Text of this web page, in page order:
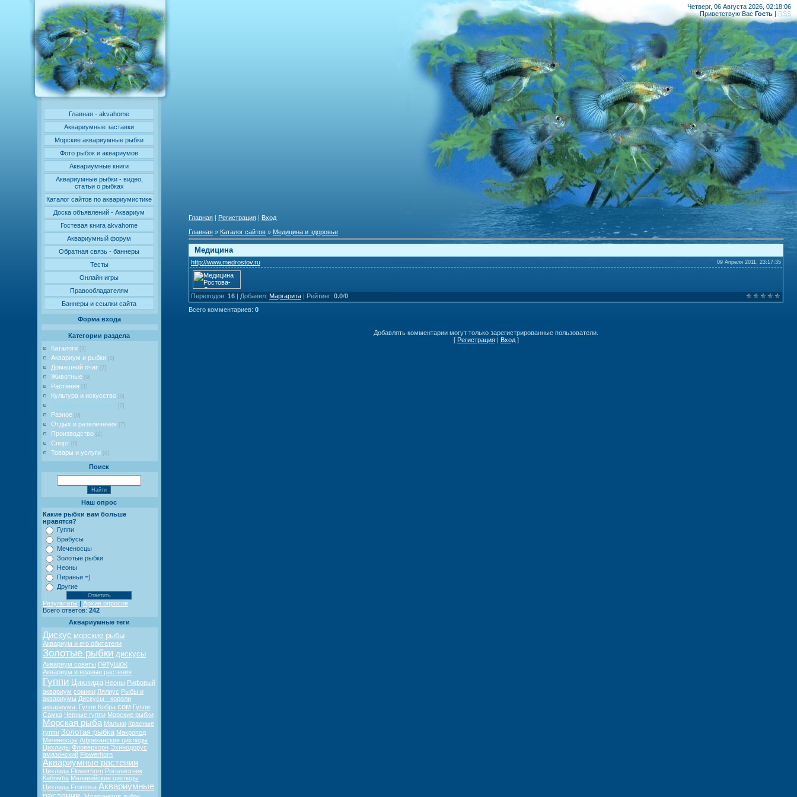
Главная - akvahome
Аквариумные заставки
Морские аквариумные рыбки
Фото рыбок и аквариумов
Аквариумные книги
Аквариумные рыбки - видео,
статьи о рыбках
Каталог сайтов по аквариумистике
Доска объявлений - Аквариум
Гостевая книга akvahome
Аквариумный форум
Обратная связь - баннеры
Тесты
Онлайн игры
Правообладателям
Баннеры и ссылки сайта
Форма входа
Категории раздела
Каталоги
[3]
Аквариум и рыбки [5]
Домашний очаг [2]
Животные [9]
Растения [1]
Культура и искусство [0]
[2]
Разное [0]
Отдых и развлечения [7]
Производство [2]
Спорт [0]
Товары и услуги [0]
Поиск
Наш опрос
Какие рыбки вам больше
нравятся?
Гуппи
Брабусы
Меченосцы
Золотые рыбки
Неоны
Пираньи =)
Другие
Результаты | Архив опросов
Всего ответов: 242
Аквариумные теги
Дискус морские рыбы
Аквариум и его обитатели
Золотые рыбки дискусы
Аквариум советы петушок
Аквариум и водные растения
Гуппи Цихлида Неоны Рифовый
аквариум сомики Лялиус Рыбы и
аквариумы Дискусы - короли
аквариума. Гуппи Кобра сом Гуппи
Самка Черные гуппи Морские рыбки
Морская рыба Мальки Красные
гуппи Золотая рыбка Макропод
Меченосцы Африканские цихлиды
Цихлиды Фловерхорн Эхинодорус
амазонский Flowerhorn
Аквариумные растения
Цихлида Flowerhorn Роголистник
Кабомба Малавийские цихлиды
Цихлида Frontosa Аквариумные
Четверг, 06 Августа 2026, 02:18:06
Приветствую Вас Гость | RSS
Главная | Регистрация | Вход
Главная » Каталог сайтов » Медицина и здоровье
Медицина
http://www.medrostov.ru 09 Апреля 2011, 23:17:35
Переходов: 16 | Добавил: Маргарита | Рейтинг: 0.0/0
Всего комментариев: 0
Добавлять комментарии могут только зарегистрированные пользователи.
[ Регистрация| Вход]